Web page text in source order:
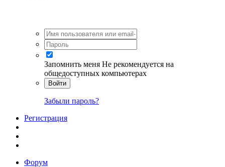
Запомнить меня Не рекомендуется на
общедоступных компьютерах
Войти
Забыли пароль?
Регистрация
Форум